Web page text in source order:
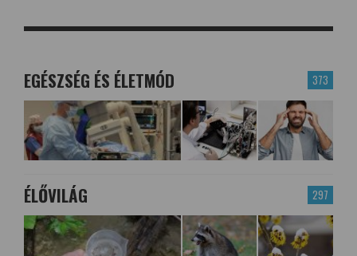
373
EGÉSZSÉG ÉS ÉLETMÓD
297
ÉLŐVILÁG